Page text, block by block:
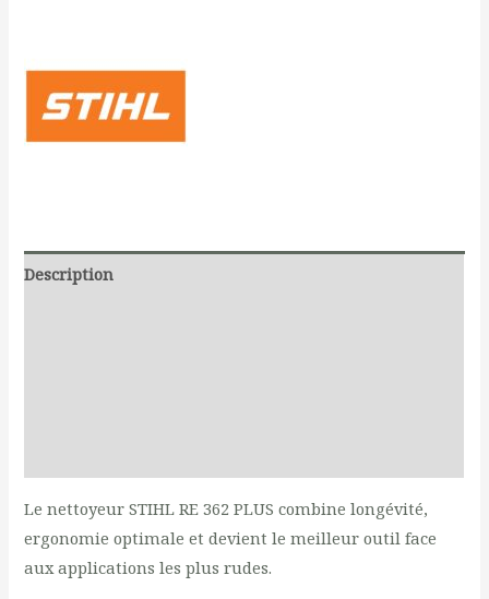
Description
Le nettoyeur STIHL RE 362 PLUS combine longévité,
ergonomie optimale et devient le meilleur outil face
aux applications les plus rudes.